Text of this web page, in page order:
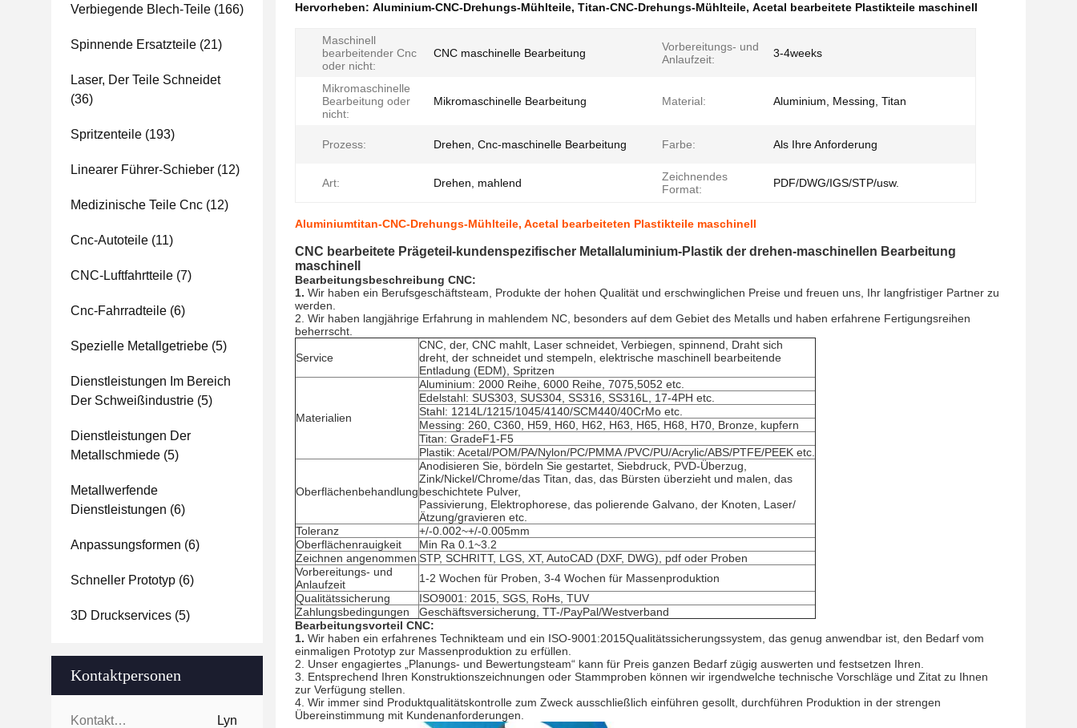
Verbiegende Blech-Teile (166)
Spinnende Ersatzteile (21)
Laser, Der Teile Schneidet
(36)
Spritzenteile (193)
Linearer Führer-Schieber (12)
Medizinische Teile Cnc (12)
Cnc-Autoteile (11)
CNC-Luftfahrtteile (7)
Cnc-Fahrradteile (6)
Spezielle Metallgetriebe (5)
Dienstleistungen Im Bereich
Der Schweißindustrie (5)
Dienstleistungen Der
Metallschmiede (5)
Metallwerfende
Dienstleistungen (6)
Anpassungsformen (6)
Schneller Prototyp (6)
3D Druckservices (5)
Kontaktpersonen
Kontaktpersonen: Lyn
Hervorheben: Aluminium-CNC-Drehungs-Mühlteile, Titan-CNC-Drehungs-Mühlteile, Acetal bearbeitete Plastikteile maschinell
Maschinell
bearbeitender Cnc
oder nicht:
CNC maschinelle Bearbeitung
Vorbereitungs- und
Anlaufzeit:
3-4weeks
Mikromaschinelle
Bearbeitung oder
nicht:
Mikromaschinelle Bearbeitung Material: Aluminium, Messing, Titan
Prozess: Drehen, Cnc-maschinelle Bearbeitung Farbe: Als Ihre Anforderung
Art: Drehen, mahlend
Zeichnendes
Format:
PDF/DWG/IGS/STP/usw.
Aluminiumtitan-CNC-Drehungs-Mühlteile, Acetal bearbeiteten Plastikteile maschinell
CNC bearbeitete Prägeteil-kundenspezifischer Metallaluminium-Plastik der drehen-maschinellen Bearbeitung
maschinell
Bearbeitungsbeschreibung CNC:
1. Wir haben ein Berufsgeschäftsteam, Produkte der hohen Qualität und erschwinglichen Preise und freuen uns, Ihr langfristiger Partner zu
werden.
2. Wir haben langjährige Erfahrung in mahlendem NC, besonders auf dem Gebiet des Metalls und haben erfahrene Fertigungsreihen
beherrscht.
Service
CNC, der, CNC mahlt, Laser schneidet, Verbiegen, spinnend, Draht sich
dreht, der schneidet und stempeln, elektrische maschinell bearbeitende
Entladung (EDM), Spritzen
Materialien
Aluminium: 2000 Reihe, 6000 Reihe, 7075,5052 etc.
Edelstahl: SUS303, SUS304, SS316, SS316L, 17-4PH etc.
Stahl: 1214L/1215/1045/4140/SCM440/40CrMo etc.
Messing: 260, C360, H59, H60, H62, H63, H65, H68, H70, Bronze, kupfern
Titan: GradeF1-F5
Plastik: Acetal/POM/PA/Nylon/PC/PMMA /PVC/PU/Acrylic/ABS/PTFE/PEEK etc.
Oberflächenbehandlung
Anodisieren Sie, bördeln Sie gestartet, Siebdruck, PVD-Überzug,
Zink/Nickel/Chrome/das Titan, das, das Bürsten überzieht und malen, das
beschichtete Pulver,
Passivierung, Elektrophorese, das polierende Galvano, der Knoten, Laser/
Ätzung/gravieren etc.
Toleranz
+/-0.002~+/-0.005mm
Oberflächenrauigkeit
Min Ra 0.1~3.2
Zeichnen angenommen STP, SCHRITT, LGS, XT, AutoCAD (DXF, DWG), pdf oder Proben
Vorbereitungs- und
Anlaufzeit
1-2 Wochen für Proben, 3-4 Wochen für Massenproduktion
Qualitätssicherung
ISO9001: 2015, SGS, RoHs, TUV
Zahlungsbedingungen
Geschäftsversicherung, TT-/PayPal/Westverband
Bearbeitungsvorteil CNC:
1. Wir haben ein erfahrenes Technikteam und ein ISO-9001:2015Qualitätssicherungssystem, das genug anwendbar ist, den Bedarf vom
einmaligen Prototyp zur Massenproduktion zu erfüllen.
2. Unser engagiertes „Planungs- und Bewertungsteam“ kann für Preis ganzen Bedarf zügig auswerten und festsetzen Ihren.
3. Entsprechend Ihren Konstruktionszeichnungen oder Stammproben können wir irgendwelche technische Vorschläge und Zitat zu Ihnen
zur Verfügung stellen.
4. Wir immer sind Produktqualitätskontrolle zum Zweck ausschließlich einführen gesollt, durchführen Produktion in der strengen
Übereinstimmung mit Kundenanforderungen.